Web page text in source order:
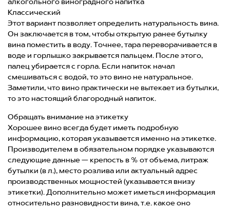
алкогольного виноградного напитка
Классический
Этот вариант позволяет определить натуральность вина.
Он заключается в том, чтобы открытую ранее бутылку
вина поместить в воду. Точнее, тара переворачивается в
воде и горлышко закрывается пальцем. После этого,
палец убирается с горла. Если напиток начал
смешиваться с водой, то это вино не натуральное.
Заметили, что вино практически не вытекает из бутылки,
то это настоящий благородный напиток.
Обращать внимание на этикетку
Хорошее вино всегда будет иметь подробную
информацию, которая указывается именно на этикетке.
Производителем в обязательном порядке указываются
следующие данные — крепость в % от объема, литраж
бутылки (в л.), место розлива или актуальный адрес
производственных мощностей (указывается внизу
этикетки). Дополнительно может иметься информация
относительно разновидности вина, т.е. какое оно